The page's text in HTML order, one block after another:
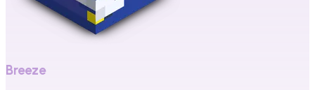
Breeze